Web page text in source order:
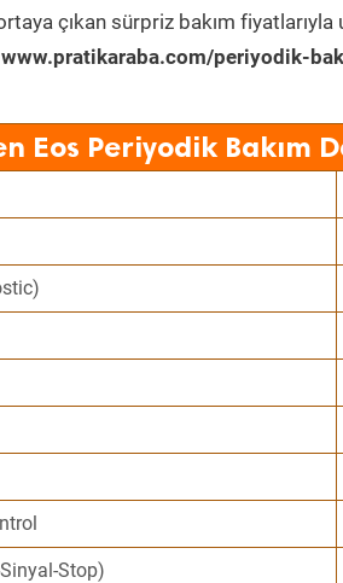
çıkan sürpriz bakım fiyatlarıyla
www.pratikaraba.com/periyodik-
Eos Periyodik Bakım
Stop)